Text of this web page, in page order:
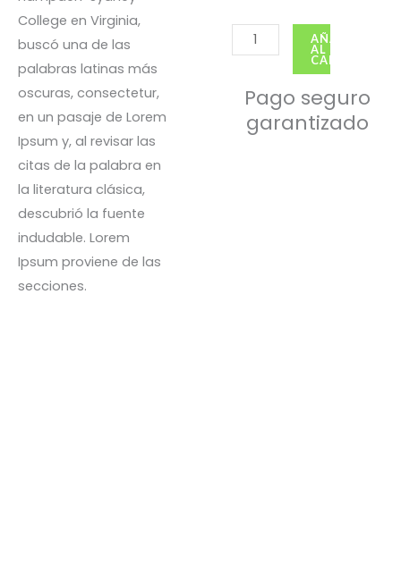
College en Virginia,
buscó una de las
palabras latinas más
oscuras, consectetur,
en un pasaje de Lorem
Ipsum y, al revisar las
citas de la palabra en
la literatura clásica,
descubrió la fuente
indudable. Lorem
Ipsum proviene de las
secciones.
deportivos
cantidad
AÑADIR
AL
CARRITO
Pago seguro
garantizado